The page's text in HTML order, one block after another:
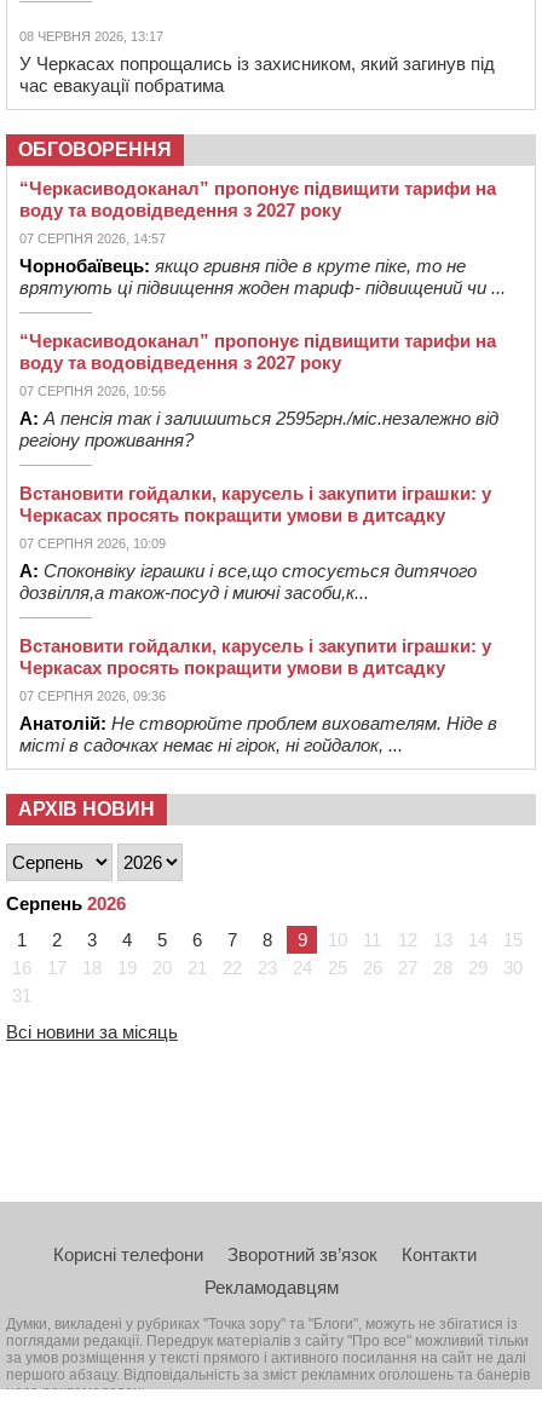
08 ЧЕРВНЯ 2026, 13:17
У Черкасах попрощались із захисником, який загинув під
час евакуації побратима
ОБГОВОРЕННЯ
“Черкасиводоканал” пропонує підвищити тарифи на
воду та водовідведення з 2027 року
07 СЕРПНЯ 2026, 14:57
Чорнобаївець: якщо гривня піде в круте піке, то не
врятують ці підвищення жоден тариф- підвищений чи ...
“Черкасиводоканал” пропонує підвищити тарифи на
воду та водовідведення з 2027 року
07 СЕРПНЯ 2026, 10:56
А: А пенсія так і залишиться 2595грн./міс.незалежно від
регіону проживання?
Встановити гойдалки, карусель і закупити іграшки: у
Черкасах просять покращити умови в дитсадку
07 СЕРПНЯ 2026, 10:09
А: Споконвіку іграшки і все,що стосується дитячого
дозвілля,а також-посуд і миючі засоби,к...
Встановити гойдалки, карусель і закупити іграшки: у
Черкасах просять покращити умови в дитсадку
07 СЕРПНЯ 2026, 09:36
Анатолій: Не створюйте проблем вихователям. Ніде в
місті в садочках немає ні гірок, ні гойдалок, ...
АРХІВ НОВИН
Серпень 2026
1
2 3 4 5 6 7 8 9 10 11 12 13 14
15
16
17 18 19 20 21 22 23 24 25 26 27 28 29
30
31
Всі новини за місяць
Корисні телефони Зворотний зв’язок
Контакти
Рекламодавцям
Думки, викладені у рубриках "Точка зору" та "Блоги", можуть не збігатися із
поглядами редакції. Передрук матеріалів з сайту "Про все" можливий тільки
за умов розміщення у тексті прямого і активного посилання на сайт не далі
першого абзацу. Відповідальність за зміст рекламних оголошень та банерів
несе рекламодавець